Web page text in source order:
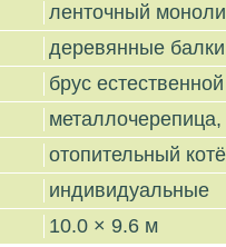
ленточный
деревянные балки
брус
отопительный
индивидуальные
10.0 × 9.6 м